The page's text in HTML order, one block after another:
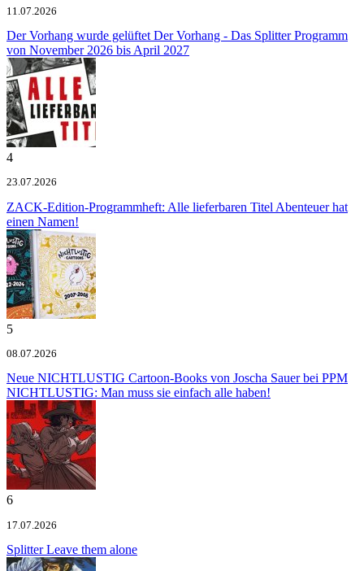
11.07.2026
Der Vorhang wurde gelüftet Der Vorhang - Das Splitter Programm
von November 2026 bis April 2027
4
23.07.2026
ZACK-Edition-Programmheft: Alle lieferbaren Titel Abenteuer hat
einen Namen!
5
08.07.2026
Neue NICHTLUSTIG Cartoon-Books von Joscha Sauer bei PPM
NICHTLUSTIG: Man muss sie einfach alle haben!
6
17.07.2026
SplitterLeave them alone